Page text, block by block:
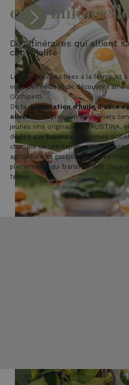
et de
Des itinéraires qui allient
convivialité
Les expériences liées à la ferme et
vous permettent de découvrir l'âme
Occhipinti.
De ladégustation d'huile d'olive
oliveraie , expression des oliviers
jeunes vins originaux de FAUSTINA,
dédiés auxliqueurs
d'agrumes
chacune de ces expériences
agriculture et gastronomie. Des
pleinement, qui transforment
terroir.